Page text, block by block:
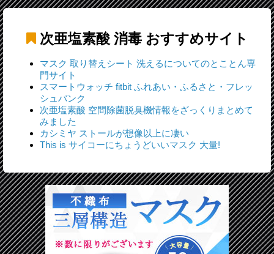
次亜塩素酸 消毒おすすめサイト
マスク 取り替えシート 洗えるについてのとことん専
門サイト
スマートウォッチ fitbit ふれあい・ふるさと・フレッ
シュバンク
次亜塩素酸 空間除菌脱臭機情報をざっくりまとめて
みました
カシミヤ ストールが想像以上に凄い
This is サイコーにちょうどいいマスク 大量!